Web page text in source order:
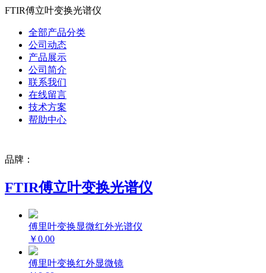
FTIR傅立叶变换光谱仪
全部产品分类
公司动态
产品展示
公司简介
联系我们
在线留言
技术方案
帮助中心
品牌：
FTIR傅立叶变换光谱仪
傅里叶变换显微红外光谱仪
￥0.00
傅里叶变换红外显微镜